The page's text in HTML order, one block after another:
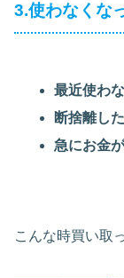
3.使わなくな
最近使わ
断捨離し
急にお金
こんな時買い取